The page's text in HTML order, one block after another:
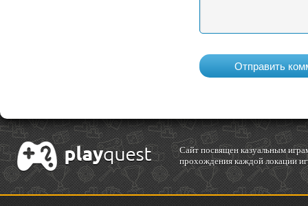
Cайт посвящен казуальным
прохождения каждой локации